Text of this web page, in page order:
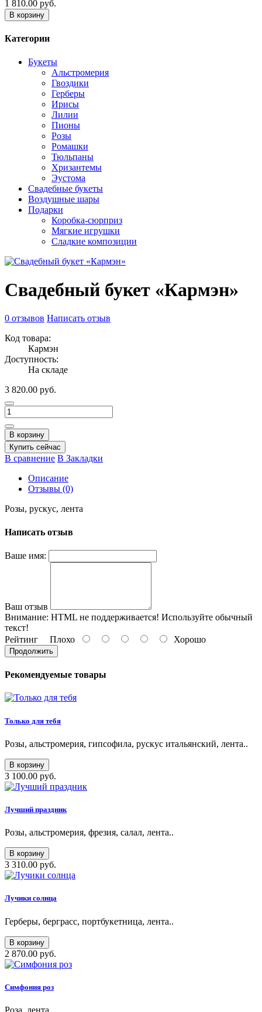
1 810.00 руб.
В корзину
Категории
Букеты
Альстромерия
Гвоздики
Герберы
Ирисы
Лилии
Пионы
Розы
Ромашки
Тюльпаны
Хризантемы
Эустома
Свадебные букеты
Воздушные шары
Подарки
Коробка-сюрприз
Мягкие игрушки
Сладкие композиции
Свадебный букет «Кармэн»
0 отзывов Написать отзыв
Код товара:
Кармэн
Доступность:
На складе
3 820.00 руб.
В корзину
Купить сейчас
В сравнение В Закладки
Описание
Отзывы (0)
Розы, рускус, лента
Написать отзыв
Ваше имя:
Ваш отзыв
Внимание: HTML не поддерживается! Используйте обычный
текст!
Рейтинг Плохо Хорошо
Продолжить
Рекомендуемые товары
Только для тебя
Розы, альстромерия, гипсофила, рускус итальянский, лента..
В корзину
3 100.00 руб.
Лучший праздник
Розы, альстромерия, фрезия, салал, лента..
В корзину
3 310.00 руб.
Лучики солнца
Герберы, берграсс, портбукетница, лента..
В корзину
2 870.00 руб.
Симфония роз
Роза, лента..